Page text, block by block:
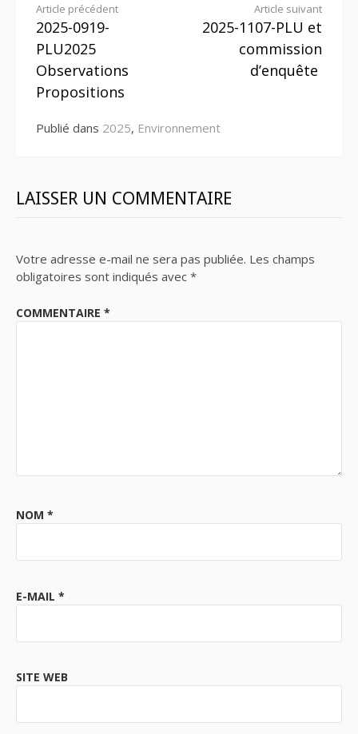
Lire
la
suite
Article précédent
2025-0919-
PLU2025
Observations
Propositions
Article suivant
2025-1107-PLU et
commission
d’enquête
Publié dans 2025, Environnement
LAISSER UN COMMENTAIRE
Votre adresse e-mail ne sera pas publiée. Les champs
obligatoires sont indiqués avec *
COMMENTAIRE *
NOM *
E-MAIL *
SITE WEB